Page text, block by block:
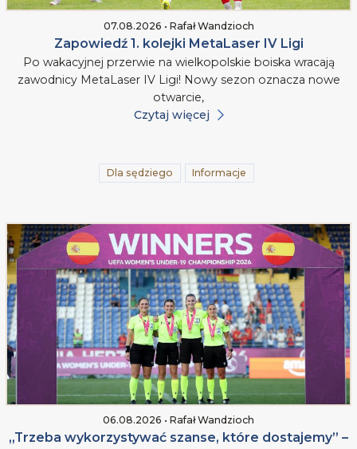
07.08.2026 • Rafał Wandzioch
Zapowiedź 1. kolejki MetaLaser IV Ligi
Po wakacyjnej przerwie na wielkopolskie boiska wracają
zawodnicy MetaLaser IV Ligi! Nowy sezon oznacza nowe
otwarcie,
Czytaj więcej
Dla sędziego Informacje
06.08.2026 • Rafał Wandzioch
„Trzeba wykorzystywać szanse, które dostajemy” –